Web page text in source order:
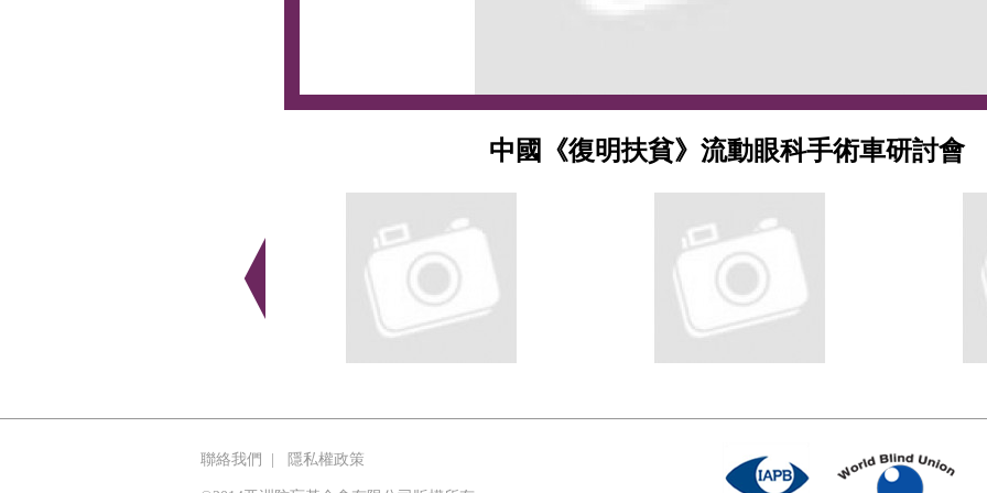
中國《復明扶貧》流動眼科手術車研討
聯絡我們 隱私權政策